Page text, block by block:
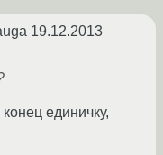
19.12.2013
единичку,